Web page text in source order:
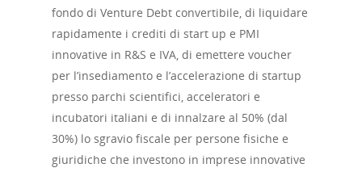
fondo di Venture Debt convertibile, di liquidare
rapidamente i crediti di start up e PMI
innovative in R&S e IVA, di emettere voucher
per l’insediamento e l’accelerazione di startup
presso parchi scientifici, acceleratori e
incubatori italiani e di innalzare al 50% (dal
30%) lo sgravio fiscale per persone fisiche e
giuridiche che investono in imprese innovative